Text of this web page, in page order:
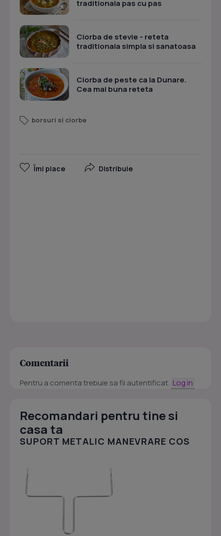
traditionala pas cu pas
Ciorba de stevie - reteta
traditionala simpla si sanatoasa
Ciorba de peste ca la Dunare.
Cea mai buna reteta
borsuri si ciorbe
Îmi place Distribuie
Comentarii
Pentru a comenta trebuie sa fii autentificat. Log in
Recomandari pentru tine si
casa ta
SUPORT METALIC MANEVRARE COS